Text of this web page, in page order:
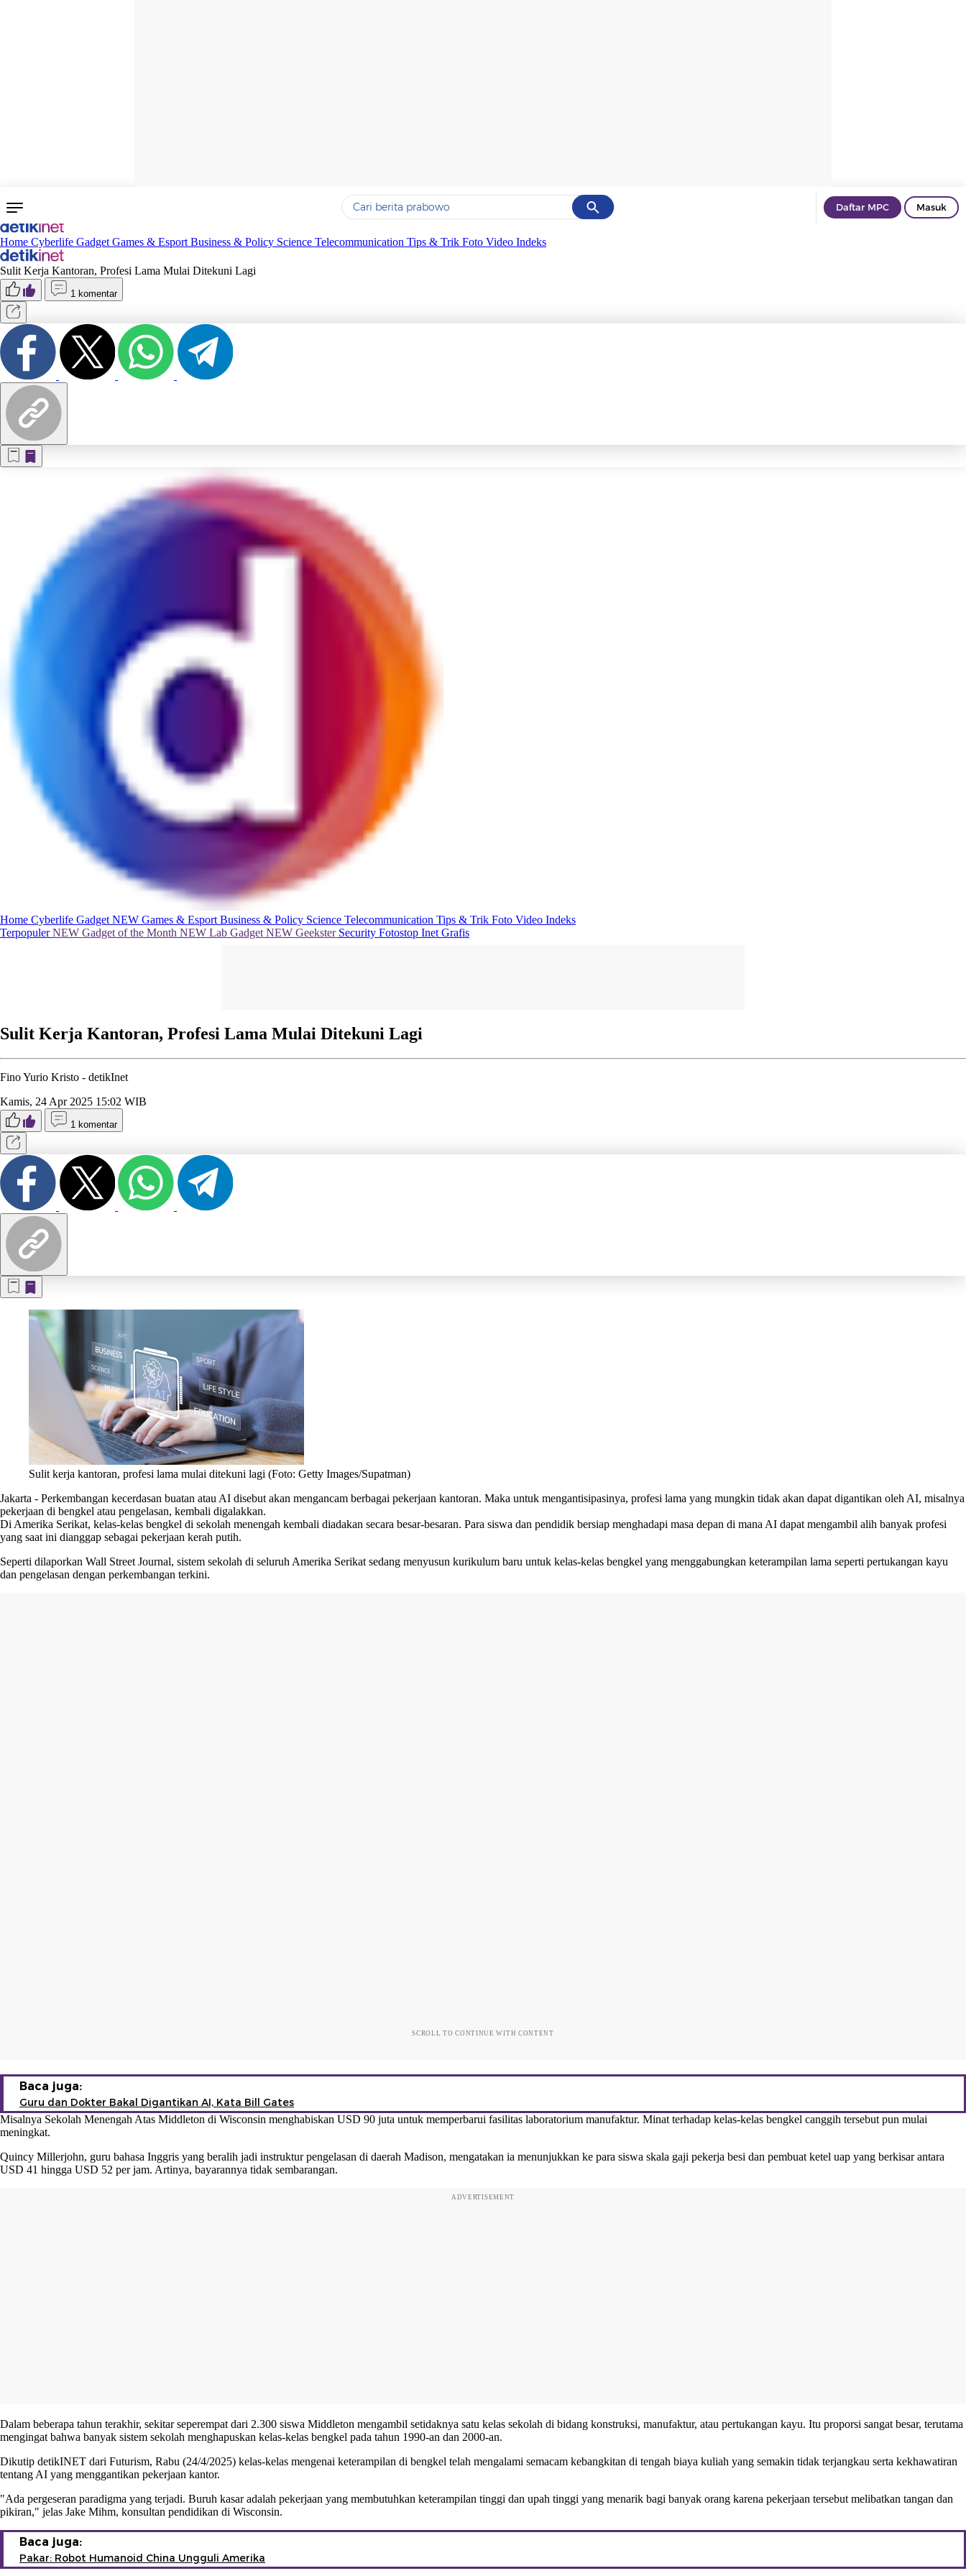
Cancel
Yang sedang ramai dicari
Terakhir yang dicari
Daftar MPC Masuk
Home Cyberlife Gadget Games & Esport Business & Policy Science Telecommunication Tips & Trik Foto Video Indeks
Sulit Kerja Kantoran, Profesi Lama Mulai Ditekuni Lagi
1 komentar
Home Cyberlife Gadget NEW Games & Esport Business & Policy Science Telecommunication Tips & Trik Foto Video Indeks
TerpopulerNEW Gadget of the Month NEW Lab Gadget NEW Geekster Security Fotostop Inet Grafis
Sulit Kerja Kantoran, Profesi Lama Mulai Ditekuni Lagi
Fino Yurio Kristo - detikInet
Kamis, 24 Apr 2025 15:02 WIB
1 komentar
Sulit kerja kantoran, profesi lama mulai ditekuni lagi (Foto: Getty Images/Supatman)
Jakarta - Perkembangan kecerdasan buatan atau AI disebut akan mengancam berbagai pekerjaan kantoran. Maka untuk mengantisipasinya, profesi lama yang mungkin tidak akan dapat digantikan oleh AI, misalnya
pekerjaan di bengkel atau pengelasan, kembali digalakkan.
Di Amerika Serikat, kelas-kelas bengkel di sekolah menengah kembali diadakan secara besar-besaran. Para siswa dan pendidik bersiap menghadapi masa depan di mana AI dapat mengambil alih banyak profesi
yang saat ini dianggap sebagai pekerjaan kerah putih.
Seperti dilaporkan Wall Street Journal, sistem sekolah di seluruh Amerika Serikat sedang menyusun kurikulum baru untuk kelas-kelas bengkel yang menggabungkan keterampilan lama seperti pertukangan kayu
dan pengelasan dengan perkembangan terkini.
SCROLL TO CONTINUE WITH CONTENT
Baca juga:
Guru dan Dokter Bakal Digantikan AI, Kata Bill Gates
Misalnya Sekolah Menengah Atas Middleton di Wisconsin menghabiskan USD 90 juta untuk memperbarui fasilitas laboratorium manufaktur. Minat terhadap kelas-kelas bengkel canggih tersebut pun mulai
meningkat.
Quincy Millerjohn, guru bahasa Inggris yang beralih jadi instruktur pengelasan di daerah Madison, mengatakan ia menunjukkan ke para siswa skala gaji pekerja besi dan pembuat ketel uap yang berkisar antara
USD 41 hingga USD 52 per jam. Artinya, bayarannya tidak sembarangan.
ADVERTISEMENT
Dalam beberapa tahun terakhir, sekitar seperempat dari 2.300 siswa Middleton mengambil setidaknya satu kelas sekolah di bidang konstruksi, manufaktur, atau pertukangan kayu. Itu proporsi sangat besar, terutama
mengingat bahwa banyak sistem sekolah menghapuskan kelas-kelas bengkel pada tahun 1990-an dan 2000-an.
Dikutip detikINET dari Futurism, Rabu (24/4/2025) kelas-kelas mengenai keterampilan di bengkel telah mengalami semacam kebangkitan di tengah biaya kuliah yang semakin tidak terjangkau serta kekhawatiran
tentang AI yang menggantikan pekerjaan kantor.
"Ada pergeseran paradigma yang terjadi. Buruh kasar adalah pekerjaan yang membutuhkan keterampilan tinggi dan upah tinggi yang menarik bagi banyak orang karena pekerjaan tersebut melibatkan tangan dan
pikiran," jelas Jake Mihm, konsultan pendidikan di Wisconsin.
Baca juga:
Pakar: Robot Humanoid China Ungguli Amerika